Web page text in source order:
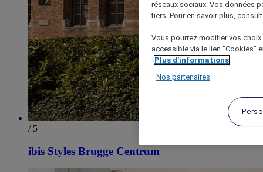
/ 5
ibis Styles Brugge Centrum
réseaux sociaux. Vos données
tiers. Pour en savoir plus,
Vous pourrez modifier vos
accessible via le lien "Cookies"
Plus d'informations
Nos partenaires